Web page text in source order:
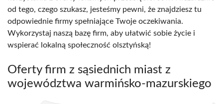
od tego, czego szukasz, jesteśmy pewni, że znajdziesz tu
odpowiednie firmy spełniające Twoje oczekiwania.
Wykorzystaj naszą bazę firm, aby ułatwić sobie życie i
wspierać lokalną społeczność olsztyńską!
Oferty firm z sąsiednich miast z
województwa warmińsko-mazurskiego